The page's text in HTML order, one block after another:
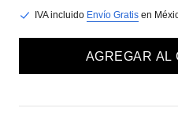
IVA incluido Envío Gratis en
AGREGAR AL